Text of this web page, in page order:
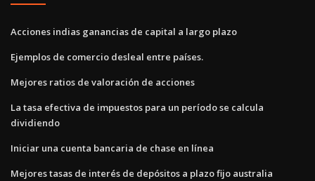
Acciones indias ganancias de capital a largo plazo
Ejemplos de comercio desleal entre países.
Mejores ratios de valoración de acciones
La tasa efectiva de impuestos para un período se calcula
dividiendo
Iniciar una cuenta bancaria de chase en línea
Mejores tasas de interés de depósitos a plazo fijo australia